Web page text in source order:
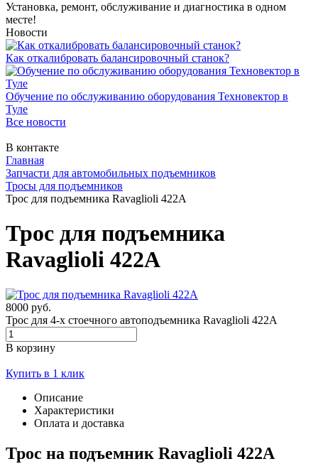
Установка, ремонт, обслуживание и диагностика в одном
месте!
Новости
Как откалибровать балансировочный станок?
Обучение по обслуживанию оборудования Техновектор в
Туле
Все новости
В контакте
Главная
Запчасти для автомобильных подъемников
Тросы для подъемников
Трос для подъемника Ravaglioli 422A
Трос для подъемника
Ravaglioli 422A
8000 руб.
Трос для 4-х стоечного автоподъемника Ravaglioli 422A
В корзину
Купить в 1 клик
Описание
Характеристики
Оплата и доставка
Трос на подъемник Ravaglioli 422A